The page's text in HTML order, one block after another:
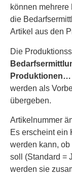
können
die
Artikel aus den
Die
Produktionen…
werden als
übergeben.
Artikelnummer
Es erscheint ein
werden kann,
soll (Standard =
werden sie